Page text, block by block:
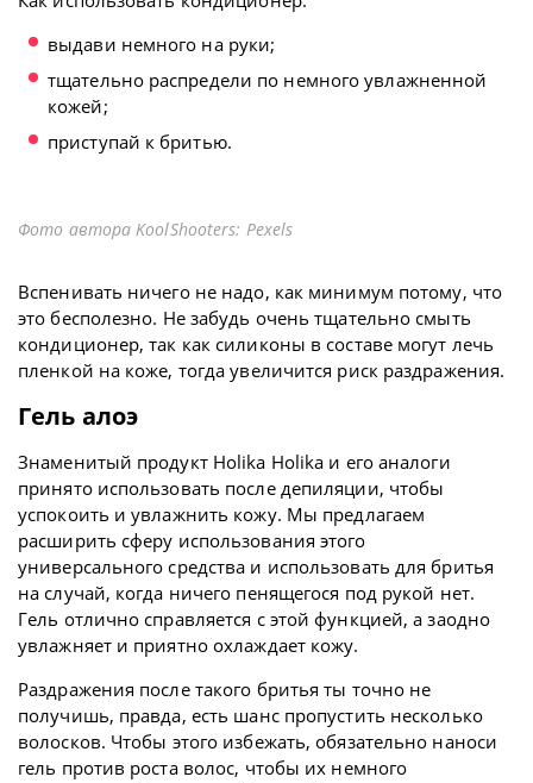
выдави немного на руки;
тщательно распредели по немного увлажненной
кожей;
приступай к бритью.
Фото автора KoolShooters: Pexels
Вспенивать ничего не надо, как минимум потому, что
это бесполезно. Не забудь очень тщательно смыть
кондиционер, так как силиконы в составе могут лечь
пленкой на коже, тогда увеличится риск раздражения.
Гель алоэ
Знаменитый продукт Holika Holika и его аналоги
принято использовать после депиляции, чтобы
успокоить и увлажнить кожу. Мы предлагаем
расширить сферу использования этого
универсального средства и использовать для бритья
на случай, когда ничего пенящегося под рукой нет.
Гель отлично справляется с этой функцией, а заодно
увлажняет и приятно охлаждает кожу.
Раздражения после такого бритья ты точно не
получишь, правда, есть шанс пропустить несколько
волосков. Чтобы этого избежать, обязательно наноси
гель против роста волос, чтобы их немного